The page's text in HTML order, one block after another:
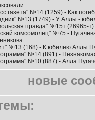
газета" №14 (1259) - Как
№13 (1749) - У Аллы -
правда" №15т (26965-
комсомолец" №75 -
№13 (168) - К юбилею Аллы
№14 (891) -
№10 (887) - Алла
новые